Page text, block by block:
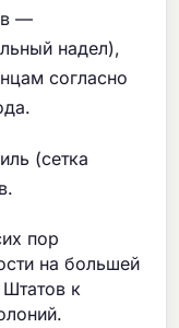
—
надел),
согласно
(сетка
пор
на большей
к